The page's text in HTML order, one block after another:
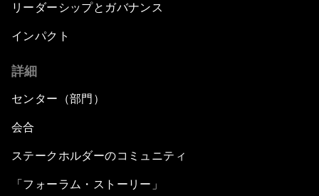
リーダーシップとガバナンス
インパクト
詳細
センター（部門）
会合
ステークホルダーのコミュニティ
「フォーラム・ストーリー」